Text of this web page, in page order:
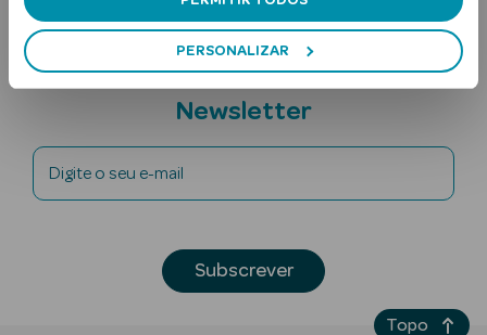
PERSONALIZAR
Ver Tudo
Subscreva a
Newsletter
Digite o seu e-mail
Subscrever
Topo